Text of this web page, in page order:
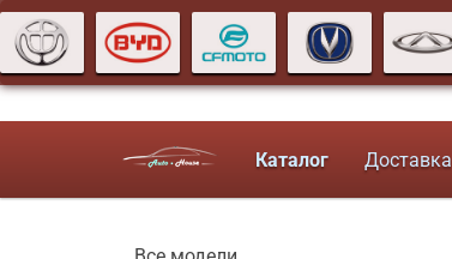
Каталог Доставка